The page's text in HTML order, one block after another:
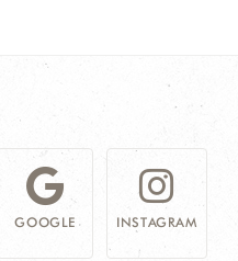
GOOGLE INSTAGRAM